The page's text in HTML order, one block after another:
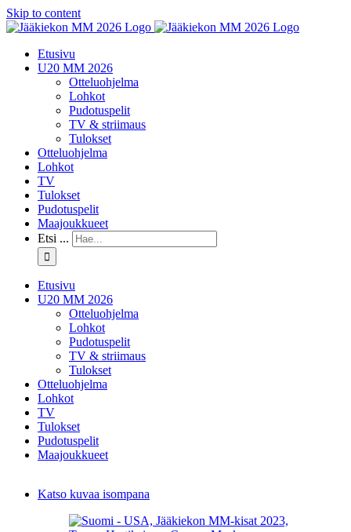
Skip to content
Etusivu
U20 MM 2026
Otteluohjelma
Lohkot
Pudotuspelit
TV & striimaus
Tulokset
Otteluohjelma
Lohkot
TV
Tulokset
Pudotuspelit
Maajoukkueet
Etsi ...
Etusivu
U20 MM 2026
Otteluohjelma
Lohkot
Pudotuspelit
TV & striimaus
Tulokset
Otteluohjelma
Lohkot
TV
Tulokset
Pudotuspelit
Maajoukkueet
Katso kuvaa isompana